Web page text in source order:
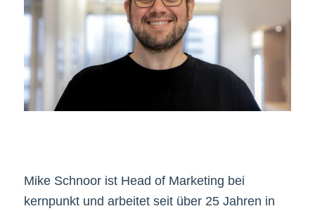
Mike Schnoor ist Head of Marketing bei
kernpunkt und arbeitet seit über 25 Jahren in